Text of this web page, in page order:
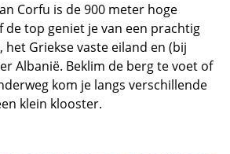
Corfu is de 900 meter hoge
de top geniet je van een prachtig
Griekse vaste eiland en (bij
Albanië. Beklim de berg te voet of
kom je langs verschillende
klein klooster.